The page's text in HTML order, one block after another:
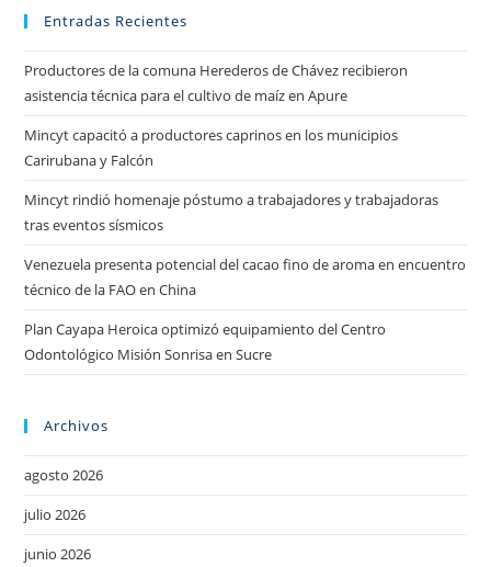
Entradas Recientes
Productores de la comuna Herederos de Chávez recibieron
asistencia técnica para el cultivo de maíz en Apure
Mincyt capacitó a productores caprinos en los municipios
Carirubana y Falcón
Mincyt rindió homenaje póstumo a trabajadores y trabajadoras
tras eventos sísmicos
Venezuela presenta potencial del cacao fino de aroma en encuentro
técnico de la FAO en China
Plan Cayapa Heroica optimizó equipamiento del Centro
Odontológico Misión Sonrisa en Sucre
Archivos
agosto 2026
julio 2026
junio 2026